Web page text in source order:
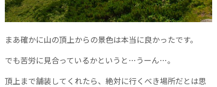
まあ確かに山の頂上からの景色は本当に良かったです。
でも苦労に見合っているかというと…うーん…。
頂上まで舗装してくれたら、絶対に行くべき場所だとは思